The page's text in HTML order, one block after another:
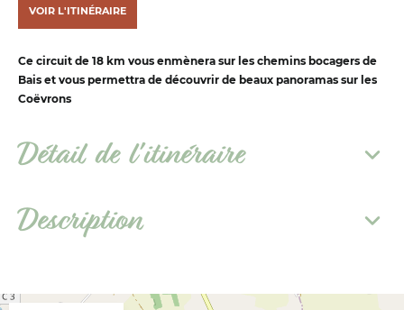
Ce circuit de 18 km vous enmènera sur les chemins bocagers de
Bais et vous permettra de découvrir de beaux panoramas sur les
Coëvrons
Détail de l'itinéraire
Description
VOIR L'ITINÉRAIRE